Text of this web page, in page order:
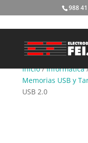
988
Inicio/Informática
Memorias USB y
USB 2.0